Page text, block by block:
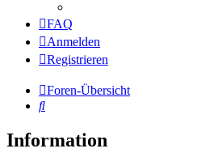
FAQ
Anmelden
Registrieren
Foren-Übersicht
Suche
Information